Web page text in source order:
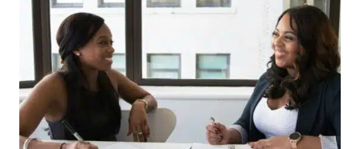
LEES
DE
REDEN
…